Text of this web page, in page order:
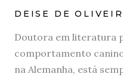
DEISE DE
Doutora em literatura
comportamento
na Alemanha, está